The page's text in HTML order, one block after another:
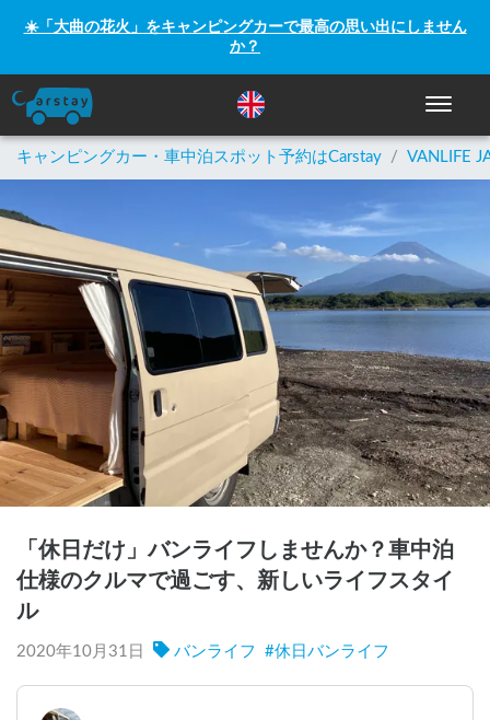
☀️「大曲の花火」をキャンピングカーで最高の思い出にしません
か？
ナビゲ
キャンピングカー・車中泊スポット予約はCarstay / VANLIFE
「休日だけ」バンライフしませんか？車中泊
仕様のクルマで過ごす、新しいライフスタイ
ル
2020年10月31日 バンライフ #休日バンライフ